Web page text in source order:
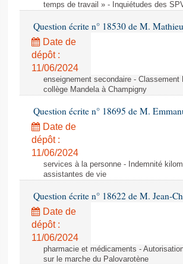
temps de travail » - Inquiétudes des
Question écrite n° 18530 de M.
Date de
dépôt :
11/06/2024
enseignement secondaire -
collège Mandela à Champigny
Question écrite n° 18695 de M.
Date de
dépôt :
11/06/2024
services à la personne - Indemnité
assistantes de vie
Question écrite n° 18622 de M. Jean-
Date de
dépôt :
11/06/2024
pharmacie et médicaments -
sur le marche du Palovarotène